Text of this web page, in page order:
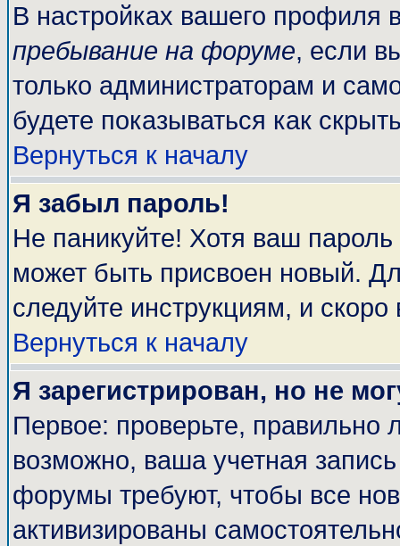
В настройках вашего профиля
пребывание на форуме, если
только администраторам и
будете показываться как
Вернуться к началу
Я забыл пароль!
Не паникуйте! Хотя ваш
может быть присвоен новый.
следуйте инструкциям, и
Вернуться к началу
Я зарегистрирован, но не
Первое: проверьте, правильно
возможно, ваша учетная
форумы требуют, чтобы все
активизированы